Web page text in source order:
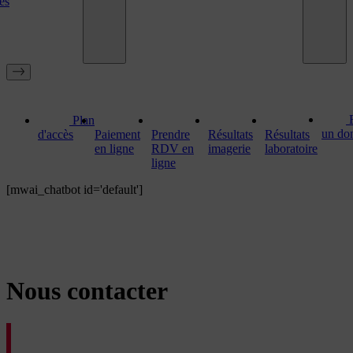
Plan
d'accès
Paiement
en ligne
Prendre
RDV en
ligne
Résultats
imagerie
Résultats
laboratoire
un
[mwai_chatbot id='default']
Nous contacter